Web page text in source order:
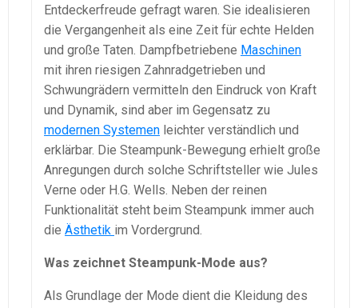
Entdeckerfreude gefragt waren. Sie idealisieren
die Vergangenheit als eine Zeit für echte Helden
und große Taten. Dampfbetriebene Maschinen
mit ihren riesigen Zahnradgetrieben und
Schwungrädern vermitteln den Eindruck von Kraft
und Dynamik, sind aber im Gegensatz zu
modernen Systemen leichter verständlich und
erklärbar. Die Steampunk-Bewegung erhielt große
Anregungen durch solche Schriftsteller wie Jules
Verne oder H.G. Wells. Neben der reinen
Funktionalität steht beim Steampunk immer auch
die Ästhetik im Vordergrund.
Was zeichnet Steampunk-Mode aus?
Als Grundlage der Mode dient die Kleidung des